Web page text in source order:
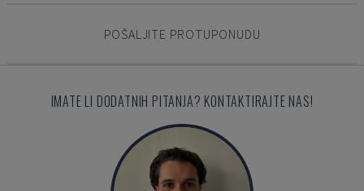
POŠALJITE PROTUPONUDU
IMATE LI DODATNIH PITANJA? KONTAKTIRAJTE NAS!